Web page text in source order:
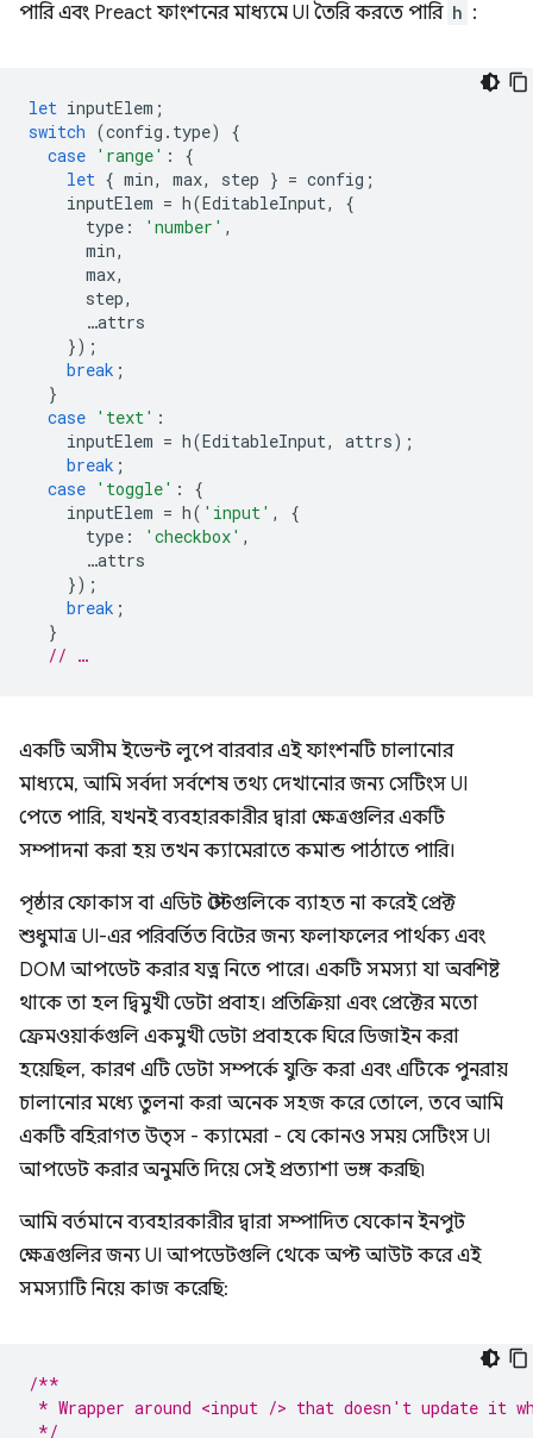
পারি এবং Preact ফাংশনের মাধ্যমে UI তৈরি করতে পারি h :
let inputElem ;
switch (config . type)
{
case 'range' :
{
let { min, max, step } = config ;
inputElem = h(EditableInput,
{
type : 'number' ,
min,
max,
step,
…attrs
});
break ;
}
case 'text' :
inputElem = h(EditableInput, attrs);
break ;
case 'toggle' :
{
inputElem = h( 'input' ,
{
type : 'checkbox' ,
…attrs
});
break ;
}
// …
একটি অসীম ইভেন্ট লুপে বারবার এই ফাংশনটি চালানোর
মাধ্যমে, আমি সর্বদা সর্বশেষ তথ্য দেখানোর জন্য সেটিংস UI
পেতে পারি, যখনই ব্যবহারকারীর দ্বারা ক্ষেত্রগুলির একটি
সম্পাদনা করা হয় তখন ক্যামেরাতে কমান্ড পাঠাতে পারি।
পৃষ্ঠার ফোকাস বা এডিট স্টেটগুলিকে ব্যাহত না করেই প্রেক্ট
শুধুমাত্র UI-এর পরিবর্তিত বিটের জন্য ফলাফলের পার্থক্য এবং
DOM আপডেট করার যত্ন নিতে পারে। একটি সমস্যা যা অবশিষ্ট
থাকে তা হল দ্বিমুখী ডেটা প্রবাহ। প্রতিক্রিয়া এবং প্রেক্টের মতো
ফ্রেমওয়ার্কগুলি একমুখী ডেটা প্রবাহকে ঘিরে ডিজাইন করা
হয়েছিল, কারণ এটি ডেটা সম্পর্কে যুক্তি করা এবং এটিকে পুনরায়
চালানোর মধ্যে তুলনা করা অনেক সহজ করে তোলে, তবে আমি
একটি বহিরাগত উত্স - ক্যামেরা - যে কোনও সময় সেটিংস UI
আপডেট করার অনুমতি দিয়ে সেই প্রত্যাশা ভঙ্গ করছি৷
আমি বর্তমানে ব্যবহারকারীর দ্বারা সম্পাদিত যেকোন ইনপুট
ক্ষেত্রগুলির জন্য UI আপডেটগুলি থেকে অপ্ট আউট করে এই
সমস্যাটি নিয়ে কাজ করেছি:
/**
* Wrapper around <input /> that doesn't update
*/